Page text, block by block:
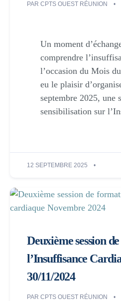
PAR CPTS OUEST RÉUNION
Un moment
comprendre
l’occasion du Mois
eu le plaisir
septembre 2025, une
sensibilisation sur
12 SEPTEMBRE 2025
Deuxième session
l’Insuffisance
30/11/2024
PAR CPTS OUEST RÉUNION